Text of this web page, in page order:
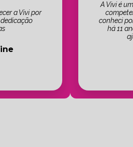
a Vivi por
A Vivi é
conheci
há 11